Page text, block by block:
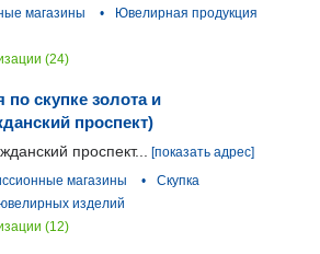
магазины •
Ювелирная продукция
(24)
скупке золота и
проспект)
проспект...
[показать адрес]
магазины •
Скупка
изделий
(12)